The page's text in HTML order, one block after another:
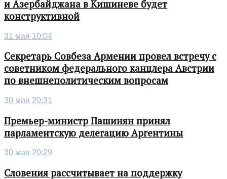
и Азербайджана в Кишиневе будет
конструктивной
31 мая 10:04
Секретарь Совбеза Армении провел встречу с
советником федерального канцлера Австрии
по внешнеполитическим вопросам
30 мая 20:31
Премьер-министр Пашинян принял
парламентскую делегацию Аргентины
30 мая 20:29
Словения рассчитывает на поддержку